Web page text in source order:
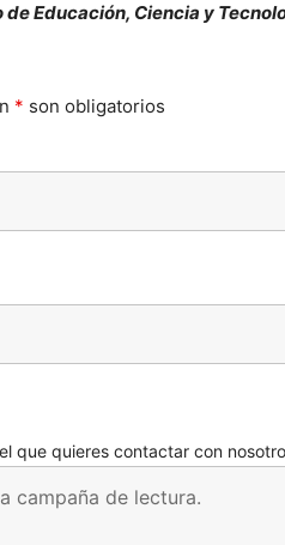
Educación, Ciencia y
* son obligatorios
que quieres contactar con